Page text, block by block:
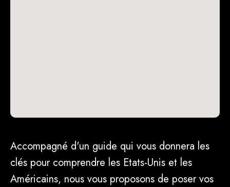
Accompagné d'un guide qui vous donnera les
clés pour comprendre les Etats-Unis et les
Américains, nous vous proposons de poser vos